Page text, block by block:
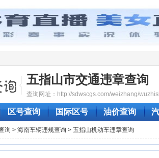
五指山市交通违章查询
查询网址：http://sdwscgs.com/weizhang/
区号查询 国际区号 油价查询
询 > 海南车辆违规查询 > 五指山机动车违章查询